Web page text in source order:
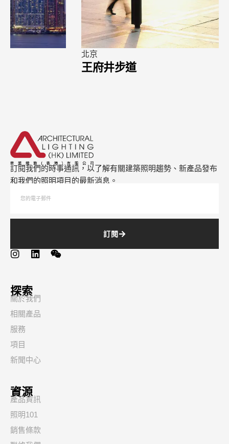
訂閱我們的時事通訊，以了解有關建築照明趨勢、新產品發布
和我們的照明項目的最新消息。
訂閱
探索
關於我們
相關產品
服務
項目
新聞中心
資源
產品資訊
照明101
銷售條款